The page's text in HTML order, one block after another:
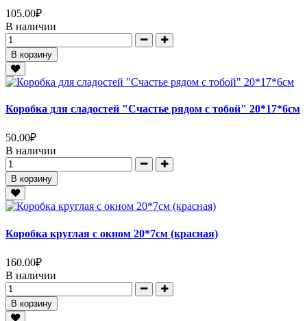
105.00₽
В наличии
В корзину
Коробка для сладостей "Счастье рядом с тобой" 20*17*6см
50.00₽
В наличии
В корзину
Коробка круглая с окном 20*7см (красная)
160.00₽
В наличии
В корзину